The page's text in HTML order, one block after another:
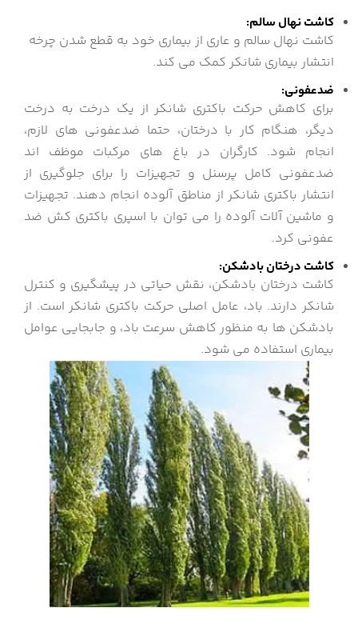
کاشت نهال سالم:
کاشت نهال سالم و عاری از بیماری خود به قطع شدن چرخه
انتشار بیماری شانکر کمک می کند.
ضدعفونی:
برای کاهش حرکت باکتری شانکر از یک درخت به درخت
دیگر، هنگام کار با درختان، حتما ضدعفونی های لازم،
انجام شود. کارگران در باغ های مرکبات موظف اند
ضدعفونی کامل پرسنل و تجهیزات را برای جلوگیری از
انتشار باکتری شانکر از مناطق آلوده انجام دهند. تجهیزات
و ماشین آلات آلوده را می توان با اسپری باکتری کش ضد
عفونی کرد.
کاشت درختان بادشکن:
کاشت درختان بادشکن، نقش حیاتی در پیشگیری و کنترل
شانکر دارند. باد، عامل اصلی حرکت باکتری شانکر است. از
بادشکن ها به منظور کاهش سرعت باد، و جابجایی عوامل
بیماری استفاده می شود.